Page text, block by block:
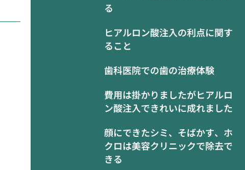
る
ヒアルロン酸注入の利点に関す
ること
歯科医院での歯の治療体験
費用は掛かりましたがヒアルロ
ン酸注入できれいに成れました
顔にできたシミ、そばかす、ホ
クロは美容クリニックで除去で
きる